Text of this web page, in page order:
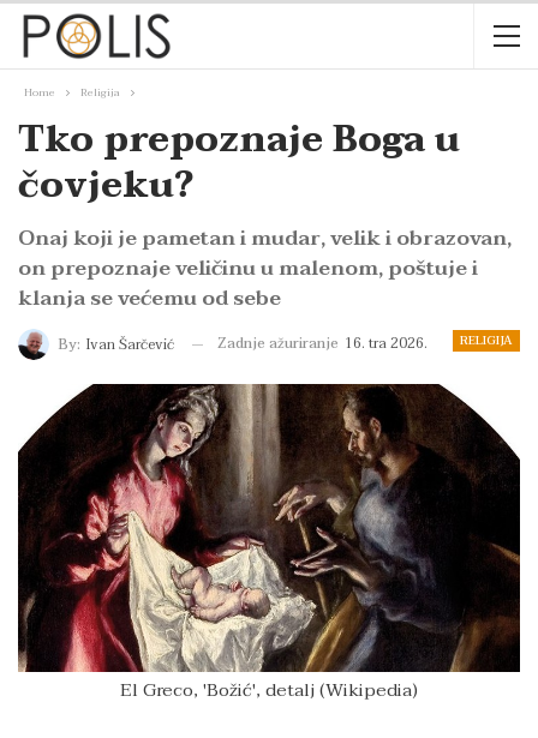
Home Religija
Tko prepoznaje Boga u
čovjeku?
Onaj koji je pametan i mudar, velik i obrazovan,
on prepoznaje veličinu u malenom, poštuje i
klanja se većemu od sebe
RELIGIJA
By: Ivan Šarčević Zadnje ažuriranje 16. tra 2026.
El Greco, 'Božić', detalj (Wikipedia)